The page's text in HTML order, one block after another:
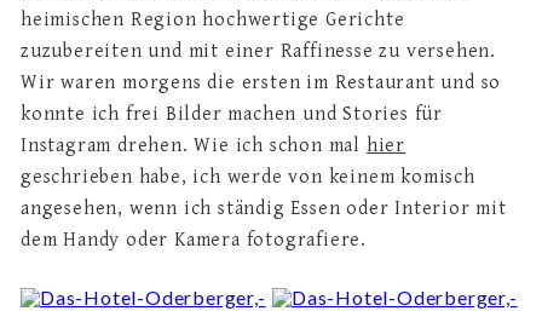
heimischen Region hochwertige Gerichte
zuzubereiten und mit einer Raffinesse zu versehen.
Wir waren morgens die ersten im Restaurant und so
konnte ich frei Bilder machen und Stories für
Instagram drehen. Wie ich schon mal hier
geschrieben habe, ich werde von keinem komisch
angesehen, wenn ich ständig Essen oder Interior mit
dem Handy oder Kamera fotografiere.